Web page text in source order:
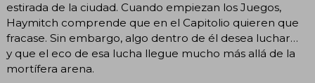
estirada de la ciudad. Cuando empiezan los Juegos,
Haymitch comprende que en el Capitolio quieren que
fracase. Sin embargo, algo dentro de él desea luchar…
y que el eco de esa lucha llegue mucho más allá de la
mortífera arena.